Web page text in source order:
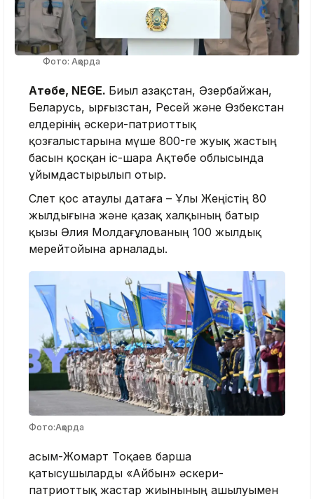
Фото: Ақорда
Ақтөбе, NEGE. Биыл Қазақстан, Әзербайжан,
Беларусь, Қырғызстан, Ресей және Өзбекстан
елдерінің әскери-патриоттық
қозғалыстарына мүше 800-ге жуық жастың
басын қосқан іс-шара Ақтөбе облысында
ұйымдастырылып отыр.
Слет қос атаулы датаға – Ұлы Жеңістің 80
жылдығына және қазақ халқының батыр
қызы Әлия Молдағұлованың 100 жылдық
мерейтойына арналады.
Фото:Ақорда
Қасым-Жомарт Тоқаев барша
қатысушыларды «Айбын» әскери-
патриоттық жастар жиынының ашылуымен